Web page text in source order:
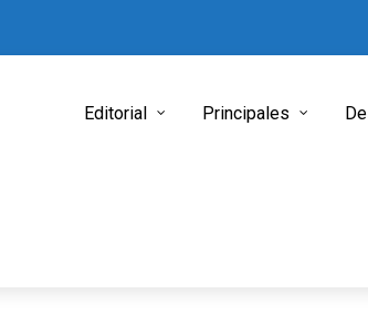
Editorial Principales